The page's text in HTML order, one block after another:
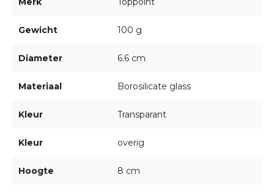
Gewicht 100 g
Diameter 6.6 cm
Materiaal Borosilicate glass
Kleur Transparant
Kleur overig
Hoogte 8 cm